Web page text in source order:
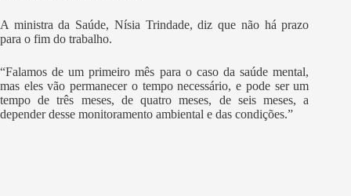
A ministra da Saúde, Nísia Trindade, diz que não há prazo
para o fim do trabalho.
“Falamos de um primeiro mês para o caso da saúde mental,
mas eles vão permanecer o tempo necessário, e pode ser um
tempo de três meses, de quatro meses, de seis meses, a
depender desse monitoramento ambiental e das condições.”